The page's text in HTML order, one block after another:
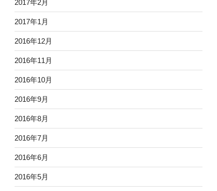
2017年2月
2017年1月
2016年12月
2016年11月
2016年10月
2016年9月
2016年8月
2016年7月
2016年6月
2016年5月